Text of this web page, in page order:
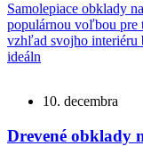
Samolepiace obklady
populárnou voľbou pre
vzhľad svojho interiéru
ideáln
10. decembra
Drevené obklady